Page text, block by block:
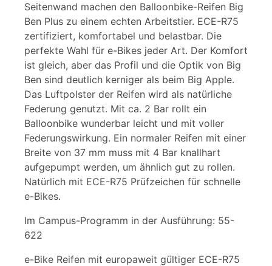
Seitenwand machen den Balloonbike-Reifen Big
Ben Plus zu einem echten Arbeitstier. ECE-R75
zertifiziert, komfortabel und belastbar. Die
perfekte Wahl für e-Bikes jeder Art. Der Komfort
ist gleich, aber das Profil und die Optik von Big
Ben sind deutlich kerniger als beim Big Apple.
Das Luftpolster der Reifen wird als natürliche
Federung genutzt. Mit ca. 2 Bar rollt ein
Balloonbike wunderbar leicht und mit voller
Federungswirkung. Ein normaler Reifen mit einer
Breite von 37 mm muss mit 4 Bar knallhart
aufgepumpt werden, um ähnlich gut zu rollen.
Natürlich mit ECE-R75 Prüfzeichen für schnelle
e-Bikes.
Im Campus-Programm in der Ausführung: 55-
622
e-Bike Reifen mit europaweit gültiger ECE-R75